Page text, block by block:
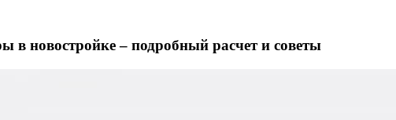
в новостройке – подробный расчет и советы